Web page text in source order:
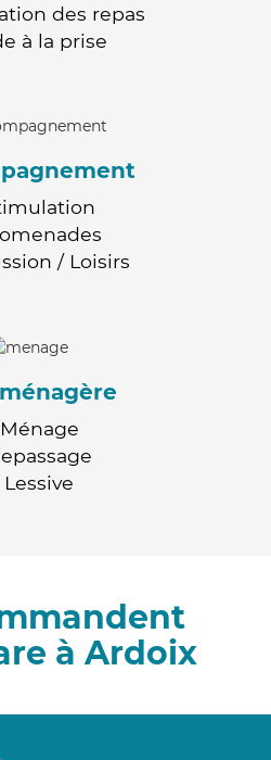
des repas
à la prise
/ Loisirs
Ménage
Lessive
à Ardoix